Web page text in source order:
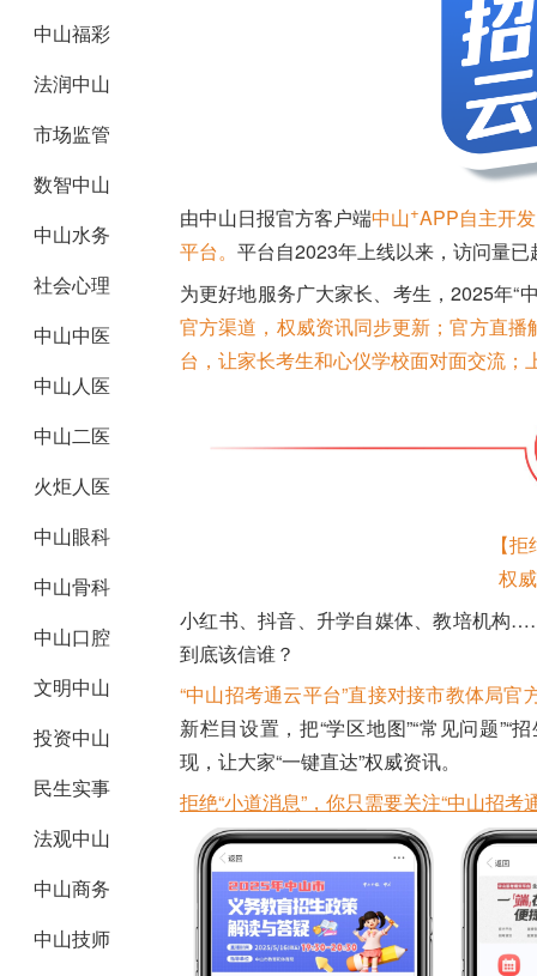
中山福彩
法润中山
市场监管
数智中山
中山水务
社会心理
中山中医
中山人医
中山二医
火炬人医
中山眼科
中山骨科
中山口腔
文明中山
投资中山
民生实事
法观中山
中山商务
中山技师
由中山日报官方客户端中山+APP自主开
平台。 平台自2023年上线以来，访问量
为更好地服务广大家长、考生，2025年“
官方渠道，权威资讯同步更新；官方直
台， 让家长考生和心仪学校面对面交流；
【
权
小红书、抖音、升学自媒体、教培机构
到底该信谁？
“中山招考通云平台”直接对接市教体局
新栏目设置，把“学区地图”“常见问题”“
现，让大家“一键直达”权威资讯。
拒绝“小道消息”，你只需要关注“中山招考